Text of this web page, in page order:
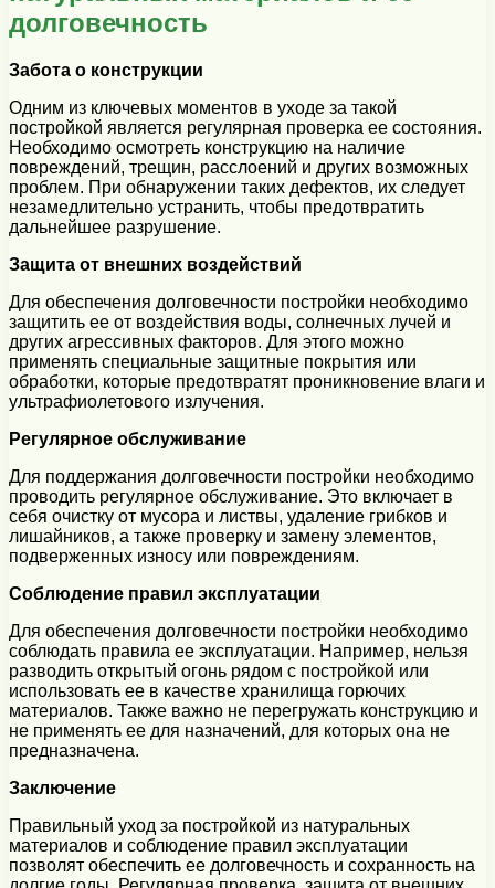
долговечность
Забота о конструкции
Одним из ключевых моментов в уходе за такой
постройкой является регулярная проверка ее состояния.
Необходимо осмотреть конструкцию на наличие
повреждений, трещин, расслоений и других возможных
проблем. При обнаружении таких дефектов, их следует
незамедлительно устранить, чтобы предотвратить
дальнейшее разрушение.
Защита от внешних воздействий
Для обеспечения долговечности постройки необходимо
защитить ее от воздействия воды, солнечных лучей и
других агрессивных факторов. Для этого можно
применять специальные защитные покрытия или
обработки, которые предотвратят проникновение влаги и
ультрафиолетового излучения.
Регулярное обслуживание
Для поддержания долговечности постройки необходимо
проводить регулярное обслуживание. Это включает в
себя очистку от мусора и листвы, удаление грибков и
лишайников, а также проверку и замену элементов,
подверженных износу или повреждениям.
Соблюдение правил эксплуатации
Для обеспечения долговечности постройки необходимо
соблюдать правила ее эксплуатации. Например, нельзя
разводить открытый огонь рядом с постройкой или
использовать ее в качестве хранилища горючих
материалов. Также важно не перегружать конструкцию и
не применять ее для назначений, для которых она не
предназначена.
Заключение
Правильный уход за постройкой из натуральных
материалов и соблюдение правил эксплуатации
позволят обеспечить ее долговечность и сохранность на